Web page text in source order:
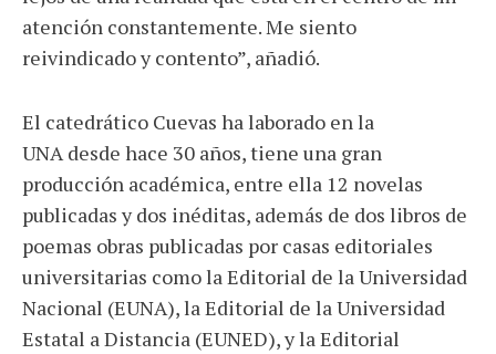
atención constantemente. Me siento
reivindicado y contento”, añadió.
El catedrático Cuevas ha laborado en la
UNA desde hace 30 años, tiene una gran
producción académica, entre ella 12 novelas
publicadas y dos inéditas, además de dos libros de
poemas obras publicadas por casas editoriales
universitarias como la Editorial de la Universidad
Nacional (EUNA), la Editorial de la Universidad
Estatal a Distancia (EUNED), y la Editorial